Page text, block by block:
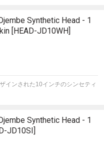
Synthetic Head - 1
[HEAD-JD10WH]
インされた10インチのシンセティ
Synthetic Head - 1
JD10SI]